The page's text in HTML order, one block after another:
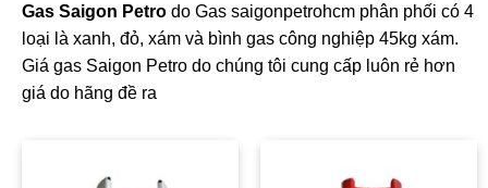
Gas Saigon Petro do Gas saigonpetrohcm phân phối có 4
loại là xanh, đỏ, xám và bình gas công nghiệp 45kg xám.
Giá gas Saigon Petro do chúng tôi cung cấp luôn rẻ hơn
giá do hãng đề ra